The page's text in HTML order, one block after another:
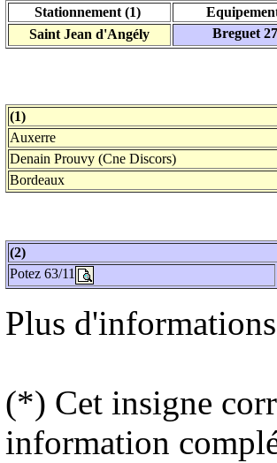
Stationnement (1)
Saint Jean d'Angély
Breguet 27
(1)
Auxerre
Denain Prouvy (Cne Discors)
Bordeaux
(2)
Potez 63/11
Plus
(*) Cet insigne
information